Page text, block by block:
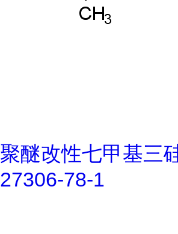
聚醚改性七甲基三
27306-78-1